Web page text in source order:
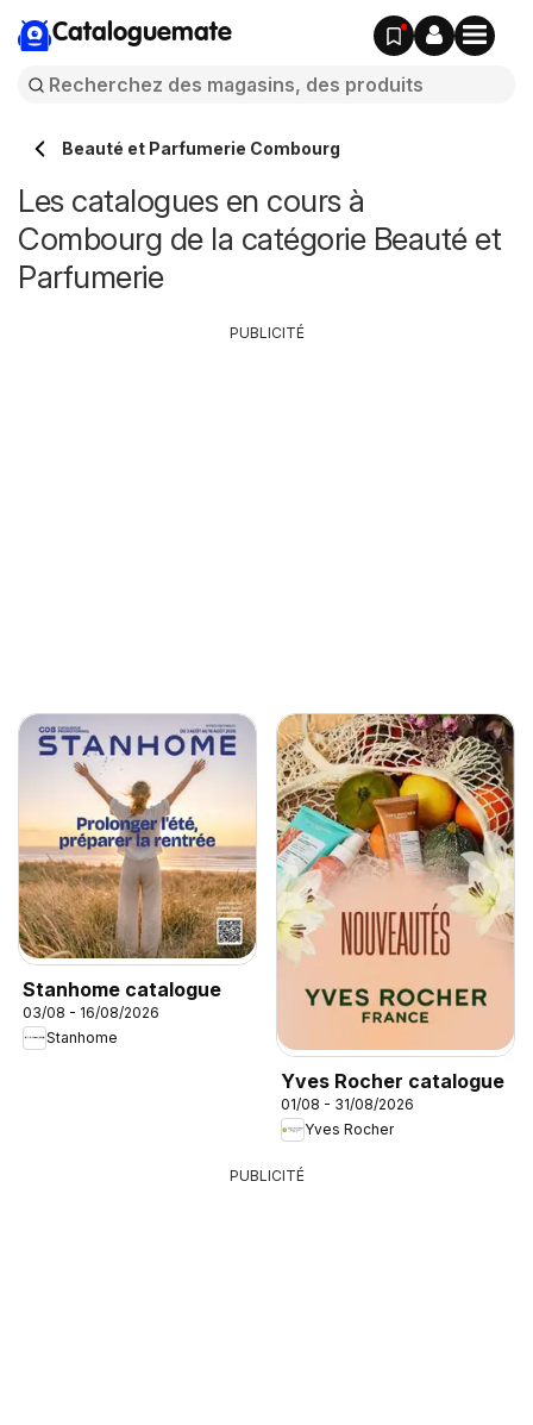
Cataloguemate
Beauté et Parfumerie Combourg
Les catalogues en cours à
Combourg de la catégorie Beauté et
Parfumerie
Stanhome catalogue
03/08 - 16/08/2026
Stanhome
Yves Rocher catalogue
01/08 - 31/08/2026
Yves Rocher
PUBLICITÉ
PUBLICITÉ